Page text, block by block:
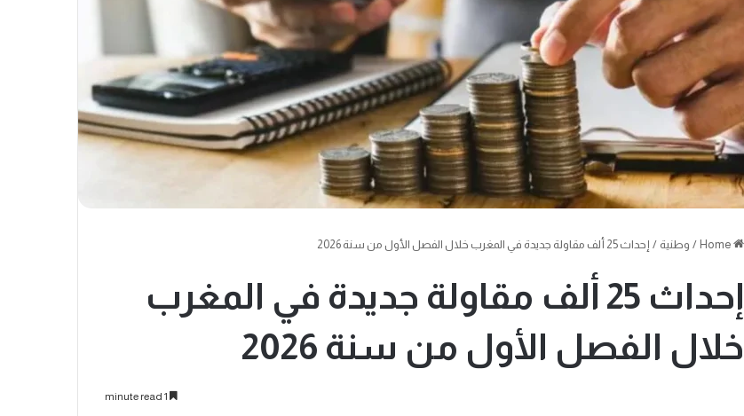
/ وطنية / إحداث 25 ألف مقاولة جديدة في المغرب خلال الفصل الأول من سنة 2026
إحداث 25 ألف مقاولة جديدة في المغرب
خلال الفصل الأول من سنة 2026